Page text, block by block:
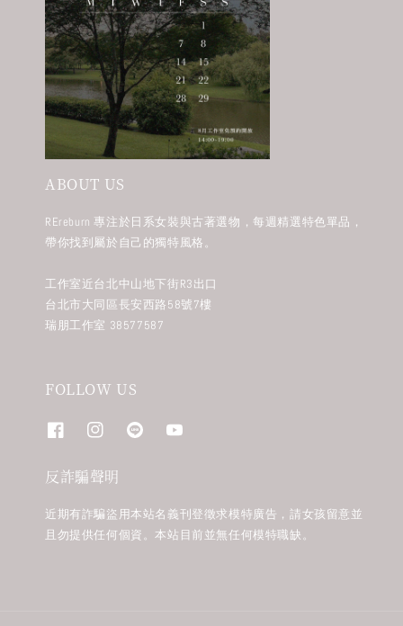
ABOUT US
REreburn 專注於日系女裝與古著選物，每週精選特色單品，
帶你找到屬於自己的獨特風格。
工作室近台北中山地下街R3出口
台北市大同區長安西路58號7樓
瑞朋工作室 38577587
FOLLOW US
反詐騙聲明
近期有詐騙盜用本站名義刊登徵求模特廣告，請女孩留意並
且勿提供任何個資。本站目前並無任何模特職缺。